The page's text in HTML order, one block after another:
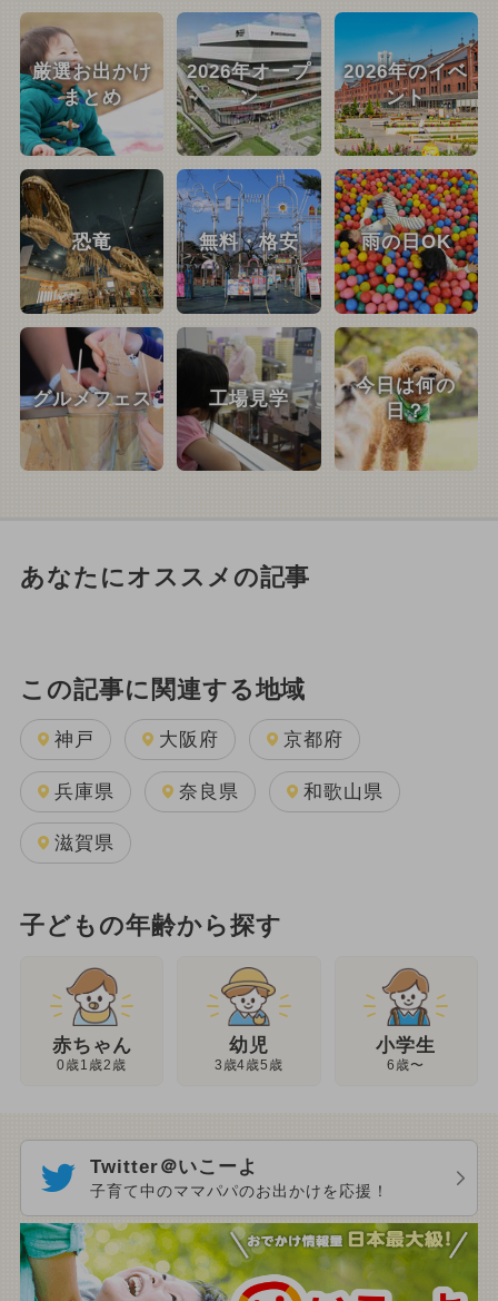
厳選お出かけ
まとめ
2026年オープ
ン
2026年のイベ
ント
恐竜 無料・格安 雨の日OK
グルメフェス 工場見学
今日は何の
日？
あなたにオススメの記事
この記事に関連する地域
神戸 大阪府 京都府
兵庫県 奈良県 和歌山県
滋賀県
子どもの年齢から探す
赤ちゃん
0歳1歳2歳
幼児
3歳4歳5歳
小学生
6歳〜
Twitter＠いこーよ
子育て中のママパパのお出かけを応援！